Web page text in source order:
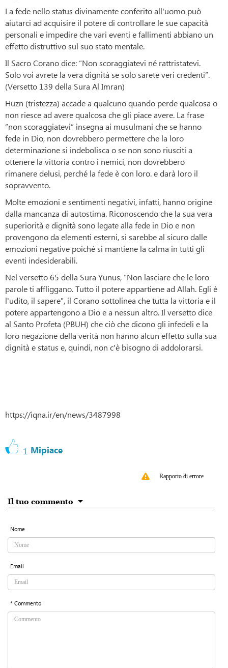
La fede nello status divinamente conferito all'uomo può
aiutarci ad acquisire il potere di controllare le sue capacità
personali e impedire che vari eventi e fallimenti abbiano un
effetto distruttivo sul suo stato mentale.
Il Sacro Corano dice: “Non scoraggiatevi né rattristatevi.
Solo voi avrete la vera dignità se solo sarete veri credenti”.
(Versetto 139 della Sura Al Imran)
Huzn (tristezza) accade a qualcuno quando perde qualcosa o
non riesce ad avere qualcosa che gli piace avere. La frase
“non scoraggiatevi” insegna ai musulmani che se hanno
fede in Dio, non dovrebbero permettere che la loro
determinazione si indebolisca o se non sono riusciti a
ottenere la vittoria contro i nemici, non dovrebbero
rimanere delusi, perché la fede è con loro. e darà loro il
sopravvento.
Molte emozioni e sentimenti negativi, infatti, hanno origine
dalla mancanza di autostima. Riconoscendo che la sua vera
superiorità e dignità sono legate alla fede in Dio e non
provengono da elementi esterni, si sarebbe al sicuro dalle
emozioni negative poiché si mantiene la calma in tutti gli
eventi indesiderabili.
Nel versetto 65 della Sura Yunus, “Non lasciare che le loro
parole ti affliggano. Tutto il potere appartiene ad Allah. Egli è
l'udito, il sapere", il Corano sottolinea che tutta la vittoria e il
potere appartengono a Dio e a nessun altro. Il versetto dice
al Santo Profeta (PBUH) che ciò che dicono gli infedeli e la
loro negazione della verità non hanno alcun effetto sulla sua
dignità e status e, quindi, non c'è bisogno di addolorarsi.
https://iqna.ir/en/news/3487998
1 Mipiace
Rapporto di errore
Il tuo commento
Nome
Email
* Commento